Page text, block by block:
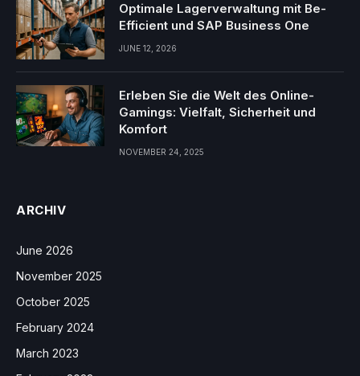
Optimale Lagerverwaltung mit Be-
Efficient und SAP Business One
JUNE 12, 2026
Erleben Sie die Welt des Online-
Gamings: Vielfalt, Sicherheit und
Komfort
NOVEMBER 24, 2025
ARCHIV
June 2026
November 2025
October 2025
February 2024
March 2023